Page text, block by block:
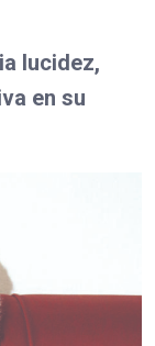
lucidez,
en su